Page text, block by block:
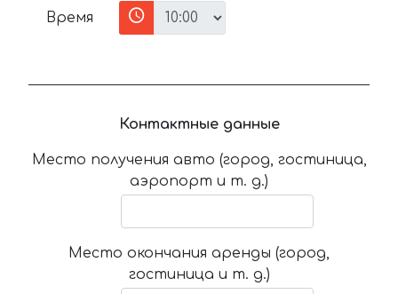
Время
Контактные данные
Место получения авто (город, гостиница,
аэропорт и т. д.)
Место окончания аренды (город,
гостиница и т. д.)